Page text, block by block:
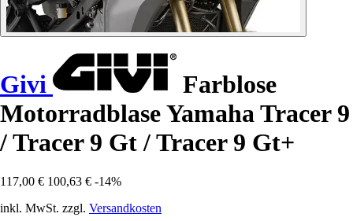
Givi
Farblose
Motorradblase Yamaha Tracer 9
/ Tracer 9 Gt / Tracer 9 Gt+
117,00 € 100,63 € -14%
inkl. MwSt. zzgl. Versandkosten